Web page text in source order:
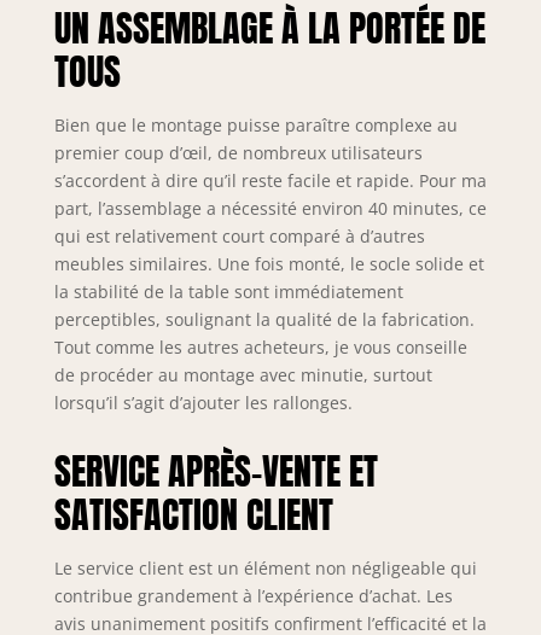
UN ASSEMBLAGE À LA PORTÉE DE
TOUS
Bien que le montage puisse paraître complexe au
premier coup d’œil, de nombreux utilisateurs
s’accordent à dire qu’il reste facile et rapide. Pour ma
part, l’assemblage a nécessité environ 40 minutes, ce
qui est relativement court comparé à d’autres
meubles similaires. Une fois monté, le socle solide et
la stabilité de la table sont immédiatement
perceptibles, soulignant la qualité de la fabrication.
Tout comme les autres acheteurs, je vous conseille
de procéder au montage avec minutie, surtout
lorsqu’il s’agit d’ajouter les rallonges.
SERVICE APRÈS-VENTE ET
SATISFACTION CLIENT
Le service client est un élément non négligeable qui
contribue grandement à l’expérience d’achat. Les
avis unanimement positifs confirment l’efficacité et la